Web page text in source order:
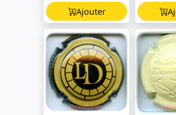
Ajouter